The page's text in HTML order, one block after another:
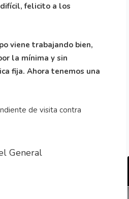
felicito a los
viene trabajando bien,
la mínima y sin
fija. Ahora tenemos una
de visita contra
General